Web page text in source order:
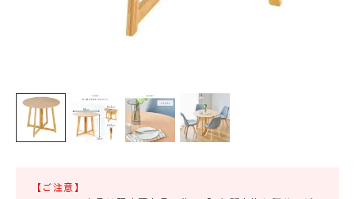
【ご注意】